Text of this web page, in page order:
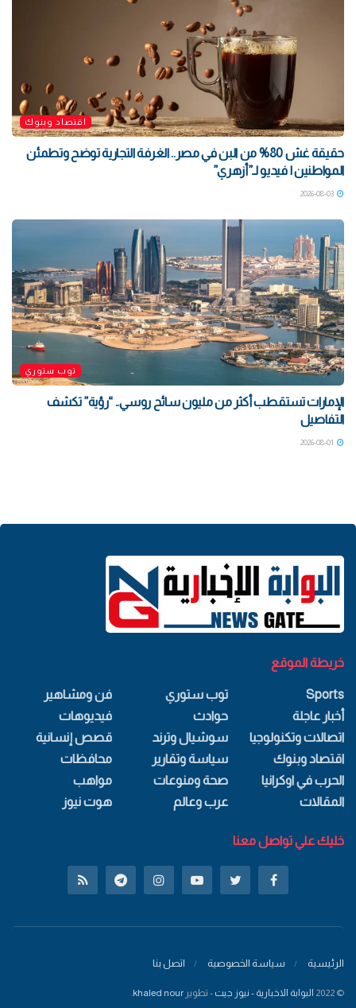
اقتصاد وبنوك
حقيقة غش 80% من البن في مصر.. الغرفة التجارية توضح وتطمئن
المواطنين | فيديو لـ”أزهري”
توب ستوري
الإمارات تستقطب أكثر من مليون سائح روسي.. “رؤية” تكشف
التفاصيل
خريطة الموقع
Sports
أخبار عاجلة
اتصالات وتكنولوجيا
اقتصاد وبنوك
الحرب في اوكرانيا
المقالات
توب ستوري
حوادث
سوشيال وترند
سياسة وتقارير
صحة ومنوعات
عرب وعالم
فن ومشاهير
فيديوهات
قصص إنسانية
محافظات
مواهب
هوت نيوز
خليك علي تواصل معنا
الرئيسية سياسة الخصوصية اتصل بنا
© 2022 البوابة الاخبارية - نيوز جيت - تطوير khaled nour